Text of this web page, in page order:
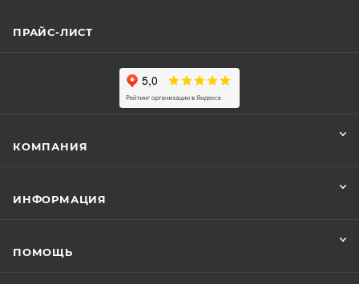
ПРАЙС-ЛИСТ
КОМПАНИЯ
ИНФОРМАЦИЯ
ПОМОЩЬ